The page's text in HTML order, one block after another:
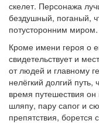
скелет. Персонажа
бездушный, поганый,
потусторонним миром.
Кроме имени героя о
свидетельствует и
от людей и главному
нелёгкий долгий
время путешествия
шляпу, пару сапог и
препятствия, борется